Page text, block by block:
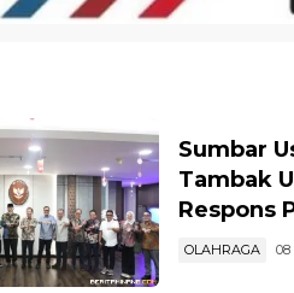
Sumbar
Tambak
Respons
OLAHRAGA 08